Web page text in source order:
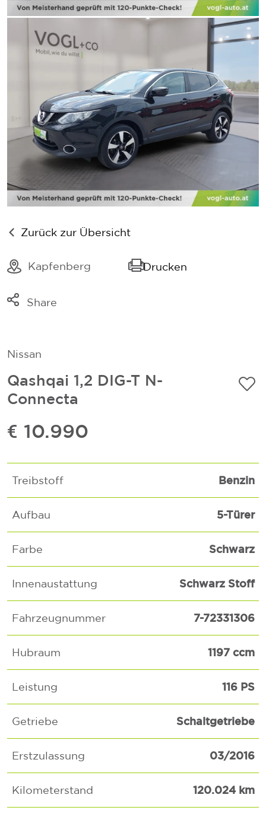
Zurück zur Übersicht
Kapfenberg Drucken
Share
Nissan
Qashqai 1,2 DIG-T N-
Connecta
€ 10.990
Treibstoff Benzin
Aufbau 5-Türer
Farbe Schwarz
Innenaustattung Schwarz Stoff
Fahrzeugnummer 7-72331306
Hubraum 1197 ccm
Leistung 116 PS
Getriebe Schaltgetriebe
Erstzulassung 03/2016
Kilometerstand 120.024 km